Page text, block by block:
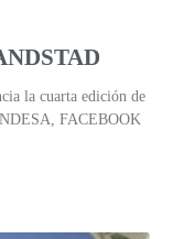
la cuarta edición de
FACEBOOK